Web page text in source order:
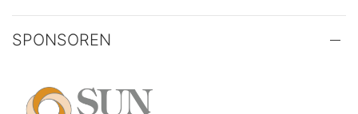
SPONSOREN